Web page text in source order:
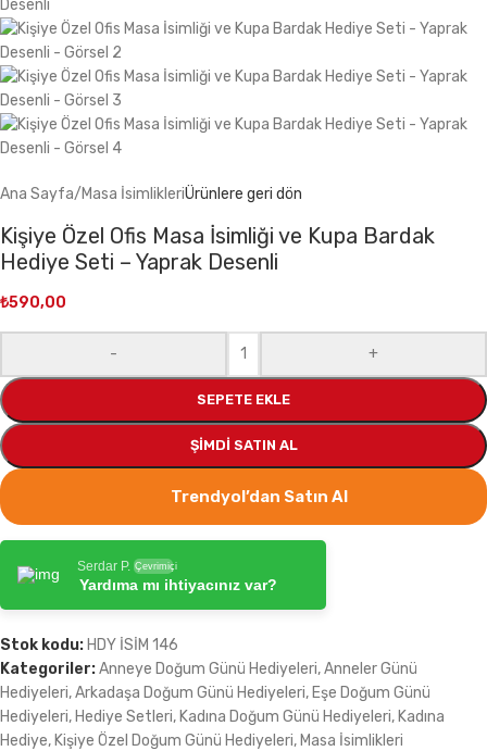
Ana Sayfa/Masa İsimlikleriÜrünlere geri dön
Kişiye Özel Ofis Masa İsimliği ve Kupa Bardak
Hediye Seti – Yaprak Desenli
₺590,00
- +
SEPETE EKLE
ŞIMDI SATIN AL
Trendyol’dan Satın Al
Serdar P. Çevrimiçi
Yardıma mı ihtiyacınız var?
Stok kodu: HDY İSİM 146
Kategoriler:Anneye Doğum Günü Hediyeleri,Anneler Günü
Hediyeleri,Arkadaşa Doğum Günü Hediyeleri, Eşe Doğum Günü
Hediyeleri, Hediye Setleri, Kadına Doğum Günü Hediyeleri, Kadına
Hediye, Kişiye Özel Doğum Günü Hediyeleri, Masa İsimlikleri